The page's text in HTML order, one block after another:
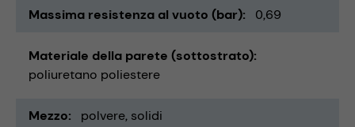
Massima resistenza al vuoto (bar) 0,69
Materiale della parete (sottostrato)
poliuretano poliestere
Mezzo polvere solidi